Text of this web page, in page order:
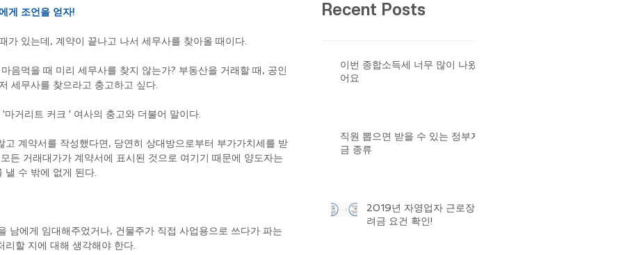
게 조언을 얻자!
가 있는데, 계약이 끝나고 나서 세무사를 찾아올 때이다.
음먹을 때 미리 세무사를 찾지 않는가? 부동산을 거래할 때, 공인
세무사를 찾으라고 충고하고 싶다.
거리트 커크 ' 여사의 충고와 더불어 말이다.
고 계약서를 작성했다면, 당연히 상대방으로부터 부가가치세를 받
든 거래대가가 계약서에 표시된 것으로 여기기 때문에 양도자는
낼 수 밖에 없게 된다.
남에게 임대해주었거나, 건물주가 직접 사업용으로 쓰다가 파는
할 지에 대해 생각해야 한다.
Recent Posts
이번 종합소득세 너무 많이 나왔
어요
직원 뽑으면 받을 수 있는 정부자
금 종류
2019년 자영업자 근로장
려금 요건 확인!